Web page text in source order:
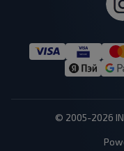
© 2005-2026